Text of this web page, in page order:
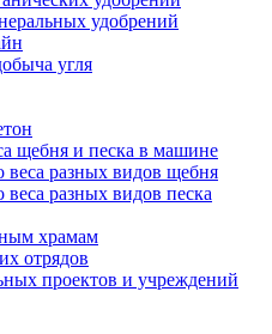
удобрений
угля
щебня и песка в машине
веса разных видов щебня
разных видов песка
храмам
отрядов
проектов и учреждений